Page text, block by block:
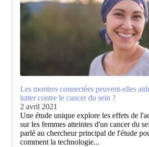
Les montres connectées peuvent-elles
lutter contre le cancer du sein ?
2 avril 2021
Une étude unique explore les effets de
sur les femmes atteintes d'un cancer du
parlé au chercheur principal de l'étude
comment la technologie...